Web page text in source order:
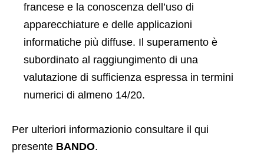
francese e la conoscenza dell’uso di
apparecchiature e delle applicazioni
informatiche più diffuse. Il superamento è
subordinato al raggiungimento di una
valutazione di sufficienza espressa in termini
numerici di almeno 14/20.
Per ulteriori informazionio consultare il qui
presente BANDO.